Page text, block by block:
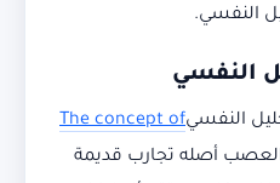
النفسي.
النفسي
النفسيThe concept of
أصله تجارب قديمة